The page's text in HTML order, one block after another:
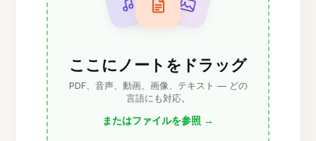
ここにノートをドラッグ
PDF、音声、動画、画像、テキスト — どの
言語にも対応。
またはファイルを参照 →